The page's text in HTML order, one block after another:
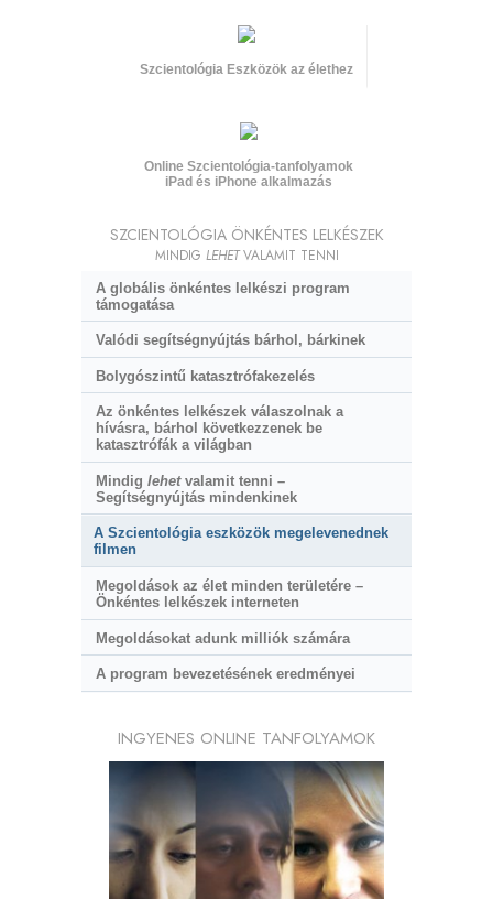
Szcientológia Eszközök az élethez
Online Szcientológia-tanfolyamok
iPad és iPhone alkalmazás
SZCIENTOLÓGIA ÖNKÉNTES LELKÉSZEK
MINDIG LEHETVALAMIT TENNI
A globális önkéntes lelkészi program
támogatása
Valódi segítségnyújtás bárhol, bárkinek
Bolygószintű katasztrófakezelés
Az önkéntes lelkészek válaszolnak a
hívásra, bárhol következzenek be
katasztrófák a világban
Mindig lehetvalamit tenni –
Segítségnyújtás mindenkinek
A Szcientológia eszközök megelevenednek
filmen
Megoldások az élet minden területére –
Önkéntes lelkészek interneten
Megoldásokat adunk milliók számára
A program bevezetésének eredményei
INGYENES ONLINE TANFOLYAMOK